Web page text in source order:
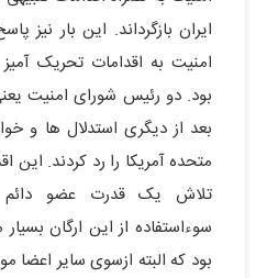
ایران بازگرداند. این بار نیز
امنیت به اقدامات تحریک‌
بود. دو رئیس شورای امنیت
بعد از دیگری استدلال ‌ها و
‌متحده آمریکا را رد کردند. این
تلاش یک قدرت عضو دائم
سوءاستفاده از این ارگان
بود که البته ازسوی سایر اعضا